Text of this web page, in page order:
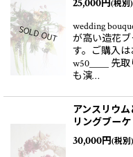
25,000円(税別)
wedding
が高い造花
す。ご購入は
w50＿＿ 先
も演…
アンスリウ
リングブーケ
30,000円(税別)